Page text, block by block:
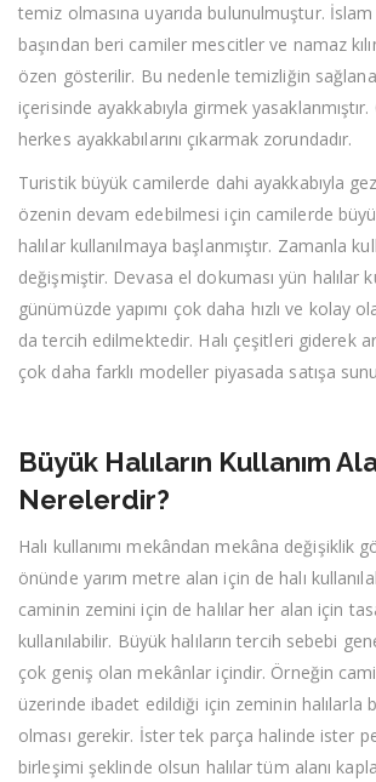
temiz olmasına uyarıda bulunulmuştur.
başından beri camiler mescitler ve namaz
özen gösterilir. Bu nedenle temizliğin
içerisinde ayakkabıyla girmek
herkes ayakkabılarını çıkarmak zorundadır.
Turistik büyük camilerde dahi ayakkabıyla
özenin devam edebilmesi için camilerde
halılar kullanılmaya başlanmıştır. Zamanla
değişmiştir. Devasa el dokuması yün halılar
günümüzde yapımı çok daha hızlı ve kolay
da tercih edilmektedir. Halı çeşitleri giderek
çok daha farklı modeller piyasada satışa
Büyük Halıların Kullanım
Nerelerdir?
Halı kullanımı mekândan mekâna değişiklik
önünde yarım metre alan için de halı
caminin zemini için de halılar her alan için
kullanılabilir. Büyük halıların tercih sebebi
çok geniş olan mekânlar içindir. Örneğin
üzerinde ibadet edildiği için zeminin halılarla
olması gerekir. İster tek parça halinde ister
birleşimi şeklinde olsun halılar tüm alanı